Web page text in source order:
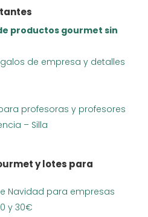
productos gourmet sin
de empresa y detalles
profesoras y profesores
– Silla
y lotes para
Navidad para empresas
y 30€